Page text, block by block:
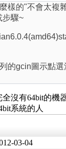
樣的"不會太複
步驟~
的gcin圖示點
沒有64bit的機
系統的人
03-04